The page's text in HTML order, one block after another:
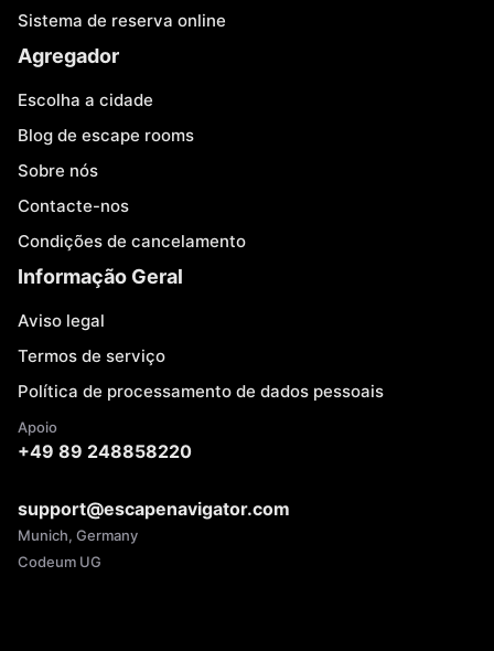
Sistema de reserva online
Agregador
Escolha a cidade
Blog de escape rooms
Sobre nós
Contacte-nos
Condições de cancelamento
Informação Geral
Aviso legal
Termos de serviço
Política de processamento de dados pessoais
Apoio
+49 89 248858220
support@escapenavigator.com
Munich, Germany
Codeum UG